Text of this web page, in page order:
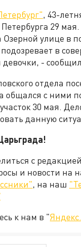
, 43-
29
Озерной улице в
в
-
отдела
с ними
30 мая.
данную
с
и новости на
, на наш
к нам в "